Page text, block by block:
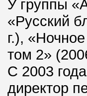
У группы
«Русский
г.),
том 2»
С 2003
директор